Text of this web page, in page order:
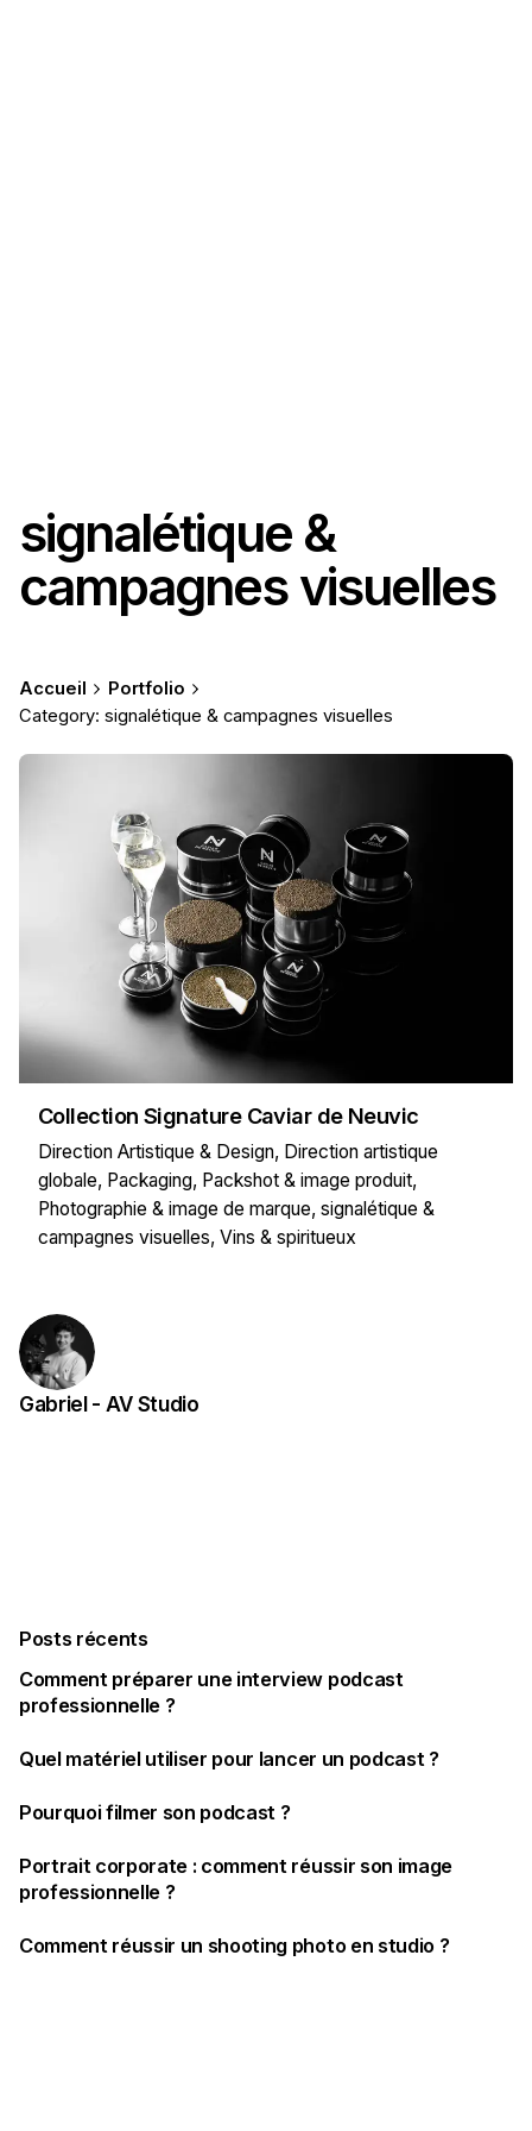
signalétique &
campagnes visuelles
Accueil
Portfolio
Category: signalétique & campagnes visuelles
Gabriel - AV Studio
Posts récents
Comment préparer une interview podcast
professionnelle ?
Quel matériel utiliser pour lancer un podcast ?
Pourquoi filmer son podcast ?
Portrait corporate : comment réussir son image
professionnelle ?
Comment réussir un shooting photo en studio ?
Collection Signature Caviar de Neuvic
Direction Artistique & Design Direction artistique
globale Packaging Packshot & image produit
Photographie & image de marque signalétique &
campagnes visuelles Vins & spiritueux